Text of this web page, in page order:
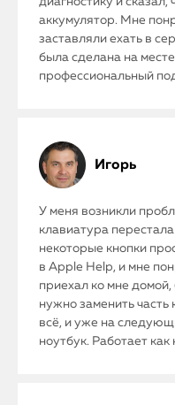
аккумулятор. Мне
заставляли ехать в
была сделана на
профессиональный
Игорь
У меня возникли
клавиатура
некоторые кнопки
в Apple Help, и мне
приехал ко мне домой,
нужно заменить
всё, и уже на
ноутбук. Работает как